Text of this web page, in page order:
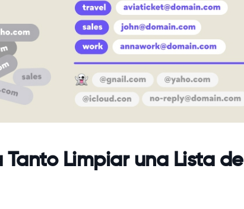
Limpiar una Lista de